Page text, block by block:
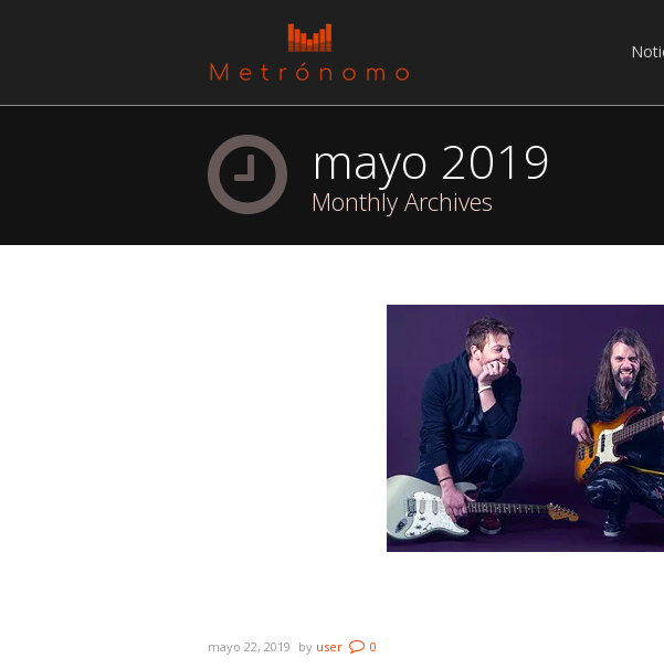
mayo 2019
Monthly Archives
mayo 22, 2019 by user 0